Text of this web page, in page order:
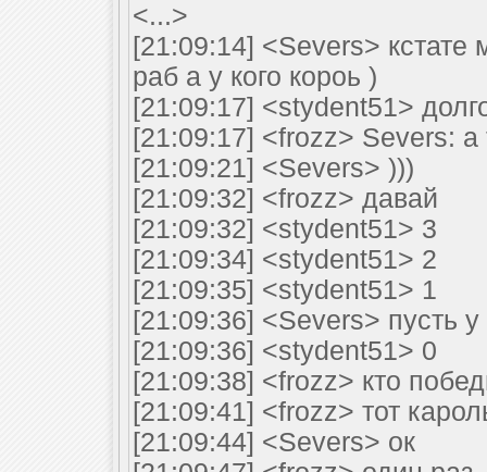
<...>
[21:09:14] <Severs> кстате
раб а у кого короь )
[21:09:17] <stydent51>
[21:09:17] <frozz> Severs: а
[21:09:21] <Severs> )))
[21:09:32] <frozz> давай
[21:09:32] <stydent51> 3
[21:09:34] <stydent51> 2
[21:09:35] <stydent51> 1
[21:09:36] <Severs> пусть
[21:09:36] <stydent51> 0
[21:09:38] <frozz> кто
[21:09:41] <frozz> тот
[21:09:44] <Severs> ок